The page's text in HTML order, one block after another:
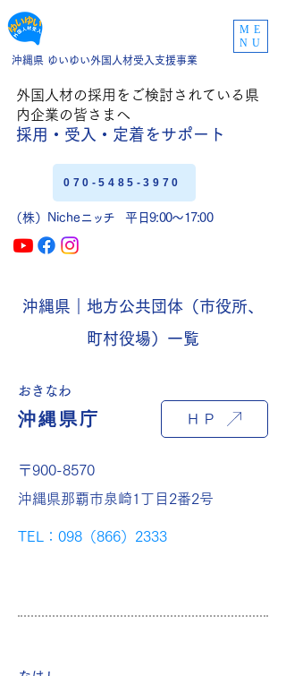
ME
NU
沖縄県 ゆいゆい外国人材受入支援事業
外国人材の採用をご検討されている県
内企業の皆さまへ
採用・受入・定着をサポート
070-5485-3970
（株）Nicheニッチ平日9:00〜17:00
沖縄県｜地方公共団体（市役所、
町村役場）一覧
おきなわ
沖縄県庁 ＨＰ
〒900-8570
沖縄県那覇市泉崎1丁目2番2号
TEL：098（866）2333